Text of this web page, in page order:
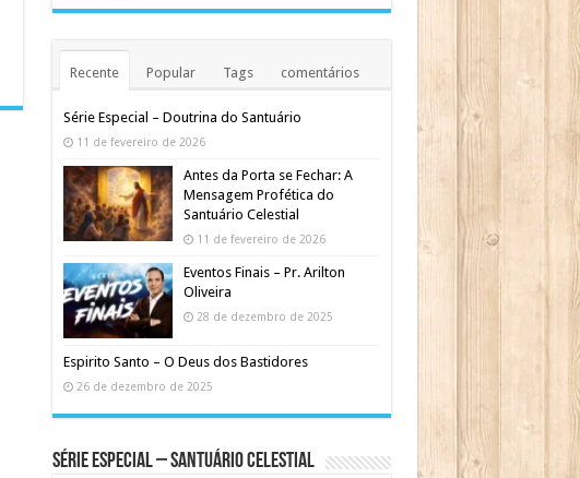
Recente Popular Tags comentários
Série Especial – Doutrina do Santuário
11 de fevereiro de 2026
Antes da Porta se Fechar: A
Mensagem Profética do
Santuário Celestial
11 de fevereiro de 2026
Eventos Finais – Pr. Arilton
Oliveira
28 de dezembro de 2025
Espirito Santo – O Deus dos Bastidores
26 de dezembro de 2025
Série Especial – Santuário Celestial